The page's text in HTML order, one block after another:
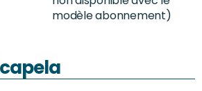
modèle abonnement)